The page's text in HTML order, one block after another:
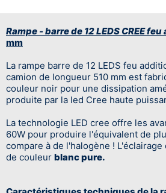
Rampe - barre de 12 LEDS CREE
mm
La rampe barre de 12 LEDS feu
camion de longueur 510 mm est
couleur noir pour une dissipation
produite par la led Cree haute
La technologie LED cree offre les
60W pour produire l'équivalent de
compare à de l'halogène ! L'éclairage
de couleur blanc pure.